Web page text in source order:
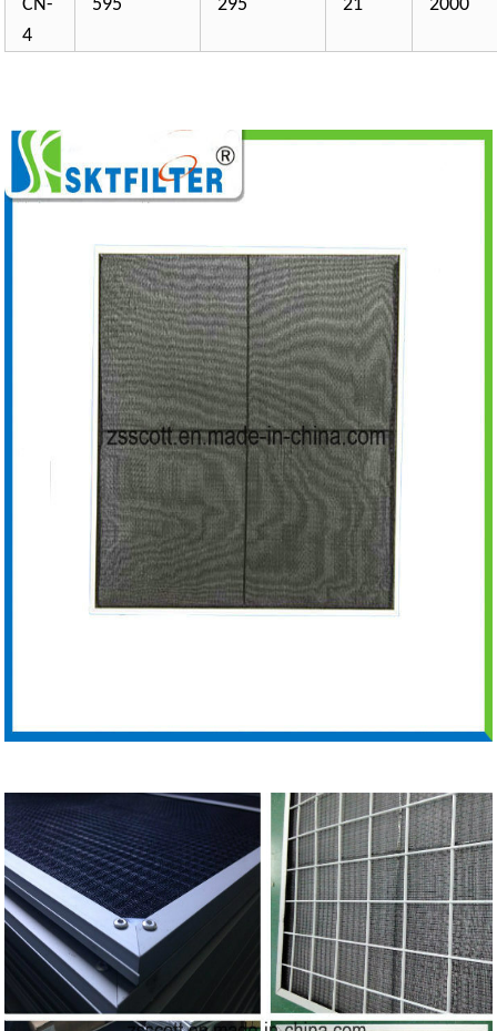
CN-
4
595 295 21 2000